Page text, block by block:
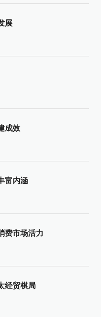
展
成效
富内涵
费市场活力
经贸棋局